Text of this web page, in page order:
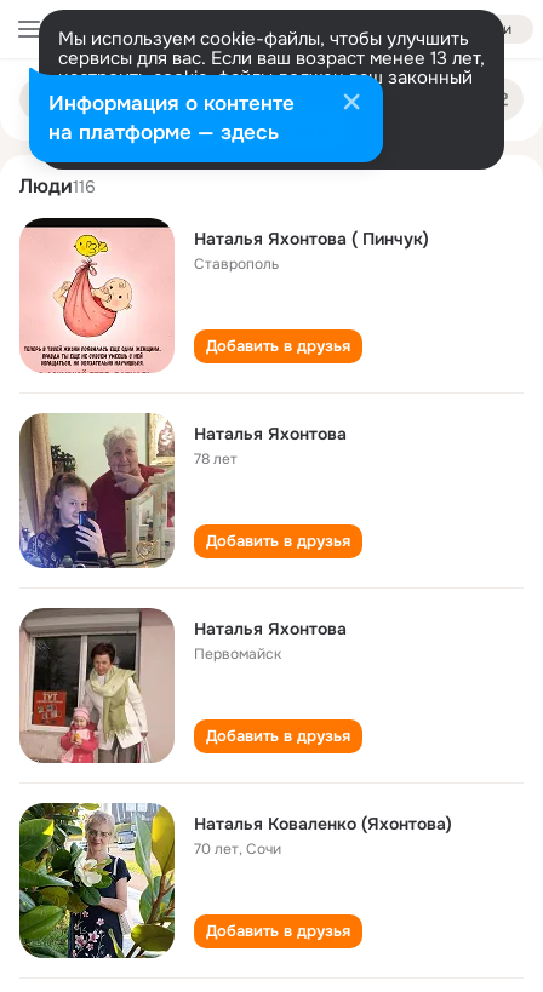
Войти
Мы используем cookie-файлы, чтобы улучшить
сервисы для вас. Если ваш возраст менее 13 лет,
настроить cookie-файлы должен ваш законный
представитель. Больше информации
Разрешить все Настроить
Поиск
людям
natalya yakhontova
Люди116
Наталья Яхонтова ( Пинчук)
Ставрополь
Добавить в друзья
Наталья Яхонтова
78 лет
Добавить в друзья
Наталья Яхонтова
Первомайск
Добавить в друзья
Наталья Коваленко (Яхонтова)
70 лет,Сочи
Добавить в друзья
Информация о контенте
на платформе — здесь